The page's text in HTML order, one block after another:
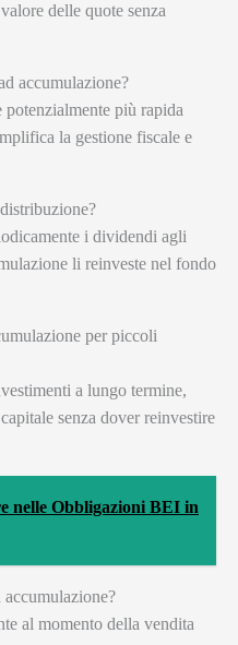
delle quote senza
accumulazione?
potenzialmente più rapida
la gestione fiscale e
i dividendi agli
li reinveste nel fondo
per piccoli
a lungo termine,
senza dover reinvestire
nelle Obbligazioni BEI in
al momento della vendita